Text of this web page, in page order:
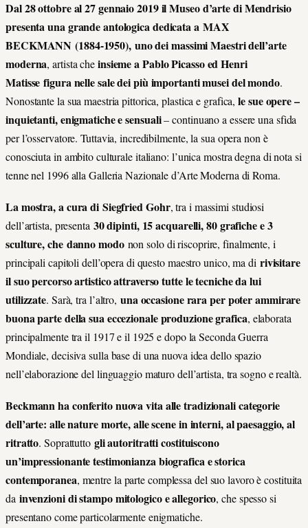
Dal 28 ottobre al 27 gennaio 2019 il Museo d’arte di Mendrisio
presenta una grande antologica dedicata a MAX
BECKMANN(1884-1950), uno dei massimi Maestri dell’arte
moderna, artista cheinsieme a Pablo Picasso ed Henri
Matisse figura nelle sale dei più importanti musei del mondo.
Nonostante la sua maestria pittorica, plastica e grafica,le sue opere –
inquietanti, enigmatiche e sensuali– continuano a essere una sfida
per l’osservatore. Tuttavia, incredibilmente, la sua opera non è
conosciuta in ambito culturale italiano: l’unica mostra degna di nota si
tenne nel 1996 alla Galleria Nazionale d’Arte Moderna di Roma.
La mostra, a cura di Siegfried Gohr, tra i massimi studiosi
dell’artista, presenta30 dipinti, 15 acquarelli, 80 grafiche e 3
sculture, che danno modonon solo di riscoprire, finalmente, i
principali capitoli dell’opera di questo maestro unico, ma di rivisitare
il suo percorso artistico attraverso tutte le tecniche da lui
utilizzate. Sarà, tra l’altro, una occasione rara per poter ammirare
buona parte della sua eccezionale produzione grafica, elaborata
principalmente tra il 1917 e il 1925 e dopo la Seconda Guerra
Mondiale, decisiva sulla base di una nuova idea dello spazio
nell’elaborazione del linguaggio maturo dell’artista, tra sogno e realtà.
Beckmann ha conferito nuova vita alle tradizionali categorie
dell’arte: alle nature morte, alle scene in interni, al paesaggio, al
ritratto. Soprattutto gli autoritratti costituiscono
un’impressionante testimonianza biografica e storica
contemporanea, mentre la parte complessa del suo lavoro è costituita
da invenzioni di stampo mitologico e allegorico, che spesso si
presentano come particolarmente enigmatiche.